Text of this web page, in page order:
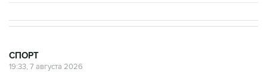
СПОРТ
19:33, 7 августа 2026